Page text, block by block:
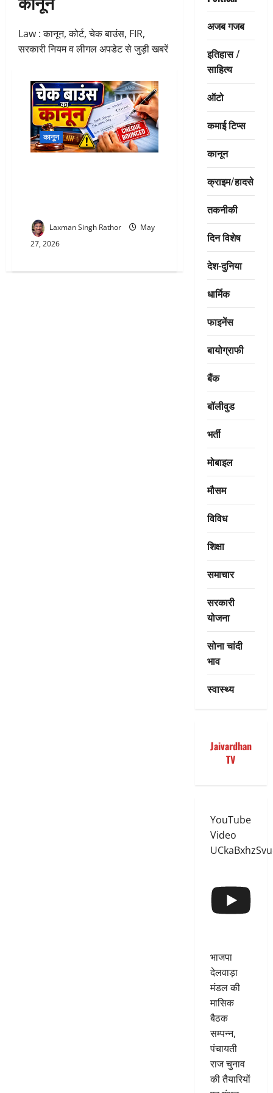
Law : कानून, कोर्ट, चेक बाउंस, FIR,
सरकारी नियम व लीगल अपडेट से जुड़ी खबरें
कानून
Laxman Singh Rathor
May
27, 2026
अजब गजब
इतिहास /
साहित्य
ऑटो
कमाई टिप्स
कानून
क्राइम/हादसे
तकनीकी
दिन विशेष
देश-दुनिया
धार्मिक
फाइनेंस
बायोग्राफी
बैंक
बॉलीवुड
भर्ती
मोबाइल
मौसम
विविध
शिक्षा
समाचार
सरकारी
योजना
सोना चांदी
भाव
स्वास्थ्य
Jaivardhan
TV
YouTube
Video
भाजपा
देलवाड़ा
मंडल की
मासिक
बैठक
सम्पन्न,
पंचायती
राज चुनाव
की तैयारियों